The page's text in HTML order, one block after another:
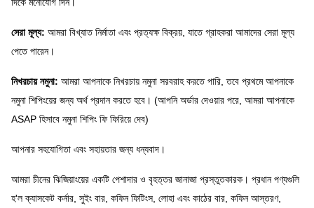
সেরা মূল্য: আমরা বিখ্যাত নির্মাতা এবং প্রত্যক্ষ বিক্রয়, যাতে গ্রাহকরা আমাদের সেরা মূল্য
পেতে পারেন।
নিখরচায় নমুনা: আমরা আপনাকে নিখরচায় নমুনা সরবরাহ করতে পারি, তবে প্রথমে আপনাকে
নমুনা শিপিংয়ের জন্য অর্থ প্রদান করতে হবে। (আপনি অর্ডার দেওয়ার পরে, আমরা আপনাকে
ASAP হিসাবে নমুনা শিপিং ফি ফিরিয়ে দেব)
আপনার সহযোগিতা এবং সহায়তার জন্য ধন্যবাদ।
আমরা চীনের ঝিজিয়াংয়ের একটি পেশাদার ও বৃহত্তর জানাজা প্রস্তুতকারক। প্রধান পণ্যগুলি
হ'ল ক্যাসকেট কর্নার, সুইং বার, কফিন ফিটিংস, লোহা এবং কাঠের বার, কফিন আস্তরণ,